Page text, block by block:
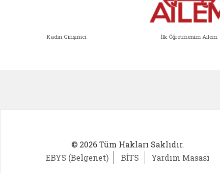
Kadın Girişimci İlk Öğretmenim Ailem
© 2026 Tüm Hakları Saklıdır.
EBYS (Belgenet)
BİTS Yardım Masası